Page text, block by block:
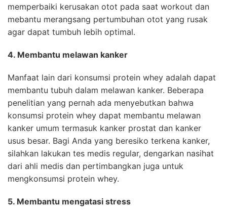
memperbaiki kerusakan otot pada saat workout dan
mebantu merangsang pertumbuhan otot yang rusak
agar dapat tumbuh lebih optimal.
4. Membantu melawan kanker
Manfaat lain dari konsumsi protein whey adalah dapat
membantu tubuh dalam melawan kanker. Beberapa
penelitian yang pernah ada menyebutkan bahwa
konsumsi protein whey dapat membantu melawan
kanker umum termasuk kanker prostat dan kanker
usus besar. Bagi Anda yang beresiko terkena kanker,
silahkan lakukan tes medis regular, dengarkan nasihat
dari ahli medis dan pertimbangkan juga untuk
mengkonsumsi protein whey.
5. Membantu mengatasi stress